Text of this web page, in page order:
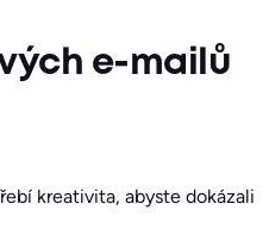
e-mailů
kreativita, abyste dokázali